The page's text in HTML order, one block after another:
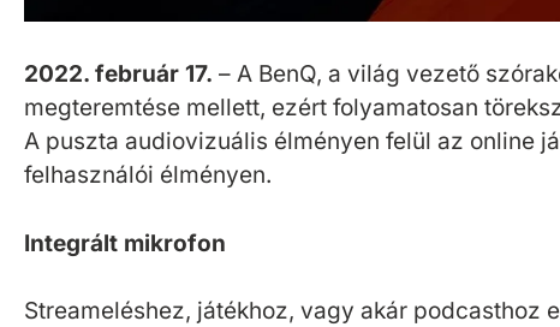
2022. február 17. – A BenQ, a világ vezető
megteremtése mellett, ezért folyamatosan
A puszta audiovizuális élményen felül az online
felhasználói élményen.
Integrált mikrofon
Streameléshez, játékhoz, vagy akár podcasthoz